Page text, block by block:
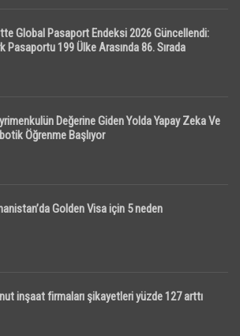
Global Pasaport Endeksi 2026 Güncellendi:
Pasaportu 199 Ülke Arasında 86. Sırada
Değerine Giden Yolda Yapay Zeka Ve
Öğrenme Başlıyor
Golden Visa için 5 neden
inşaat firmaları şikayetleri yüzde 127 arttı